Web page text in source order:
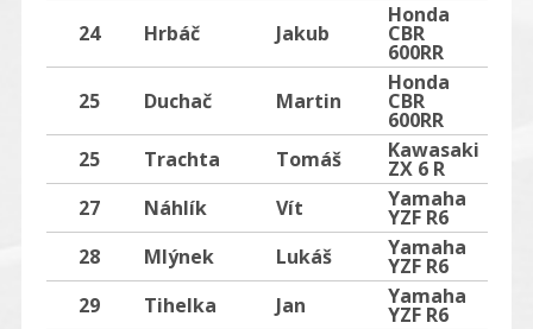
24 Hrbáč Jakub
Honda
CBR
600RR
25
Duchač Martin
Honda
CBR
600RR
25
Trachta Tomáš Kawasaki
ZX 6 R
27
Náhlík Vít Yamaha
YZF R6
28
Mlýnek Lukáš Yamaha
YZF R6
29
Tihelka Jan Yamaha
YZF R6